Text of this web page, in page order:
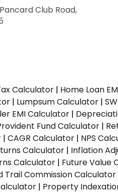
Club Road,
Calculator | Home Loan
| Lumpsum Calculator |
EMI Calculator |
Fund Calculator |
| CAGR Calculator | NPS
Calculator | Inflation
Calculator | Future Value
Trail Commission Calculator
| Property